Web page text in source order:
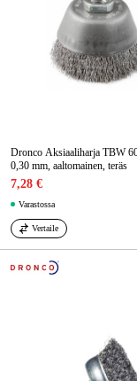
Dronco Aksiaaliharja TBW
0,30 mm, aaltomainen, teräs
7,28 €
Varastossa
Vertaile